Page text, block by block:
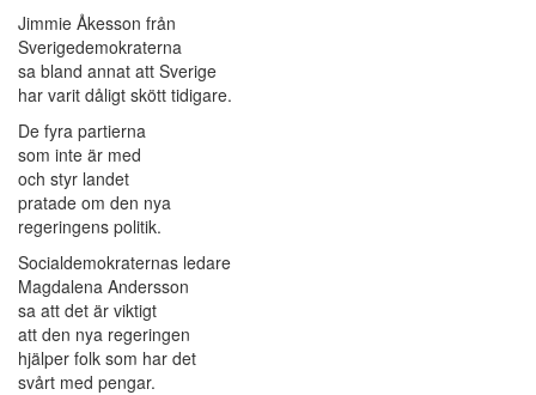
Jimmie Åkesson från
Sverigedemokraterna
sa bland annat att Sverige
har varit dåligt skött tidigare.
De fyra partierna
som inte är med
och styr landet
pratade om den nya
regeringens politik.
Socialdemokraternas ledare
Magdalena Andersson
sa att det är viktigt
att den nya regeringen
hjälper folk som har det
svårt med pengar.